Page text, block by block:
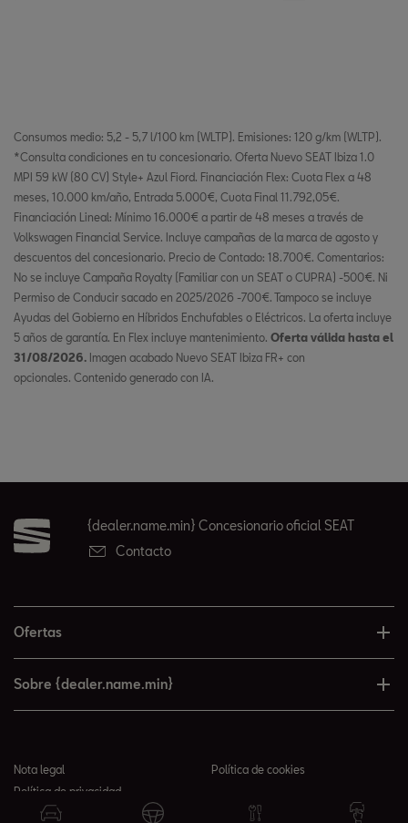
Consumos medio: 5,2 - 5,7 l/100 km (WLTP). Emisiones: 120 g/km (WLTP).
*Consulta condiciones en tu concesionario. Oferta Nuevo SEAT Ibiza 1.0
MPI 59 kW (80 CV) Style+ Azul Fiord. Financiación Flex: Cuota Flex a 48
meses, 10.000 km/año, Entrada 5.000€, Cuota Final 11.792,05€.
Financiación Lineal: Mínimo 16.000€ a partir de 48 meses a través de
Volkswagen Financial Service. Incluye campañas de la marca de agosto y
descuentos del concesionario. Precio de Contado: 18.700€. Comentarios:
No se incluye Campaña Royalty (Familiar con un SEAT o CUPRA) -500€. Ni
Permiso de Conducir sacado en 2025/2026 -700€. Tampoco se incluye
Ayudas del Gobierno en Híbridos Enchufables o Eléctricos. La oferta incluye
5 años de garantía. En Flex incluye mantenimiento. Oferta válida hasta el
31/08/2026. Imagen acabado Nuevo SEAT Ibiza FR+ con
opcionales. Contenido generado con IA.
{dealer.name.min} Concesionario oficial SEAT
Contacto
Ofertas
Sobre {dealer.name.min}
Nota legal
Política de cookies
Política de privacidad